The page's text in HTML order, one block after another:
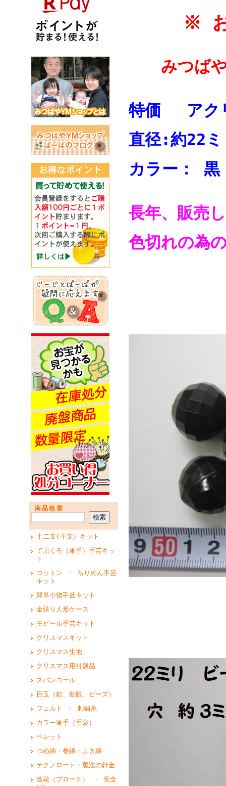
商品検索
十二支(干支）キット
てぶくろ（軍手）手芸キッ
ト
コットン ・ ちりめん手芸
キット
簡単小物手芸キット
金張り人形ケース
モビール手芸キット
クリスマスキット
クリスマス生地
クリスマス用付属品
スパンコール
目玉（釦、動眼、ビーズ）
フェルト ・ 刺繍糸
カラー軍手（手袋）
ペレット
つめ綿・巻綿・ふき綿
テクノロート・魔法の針金
造花（ブローチ） ・ 安全
※ お買
みつばや
特価 ア
直径:約22
カラー
長年、販売
色切れの為